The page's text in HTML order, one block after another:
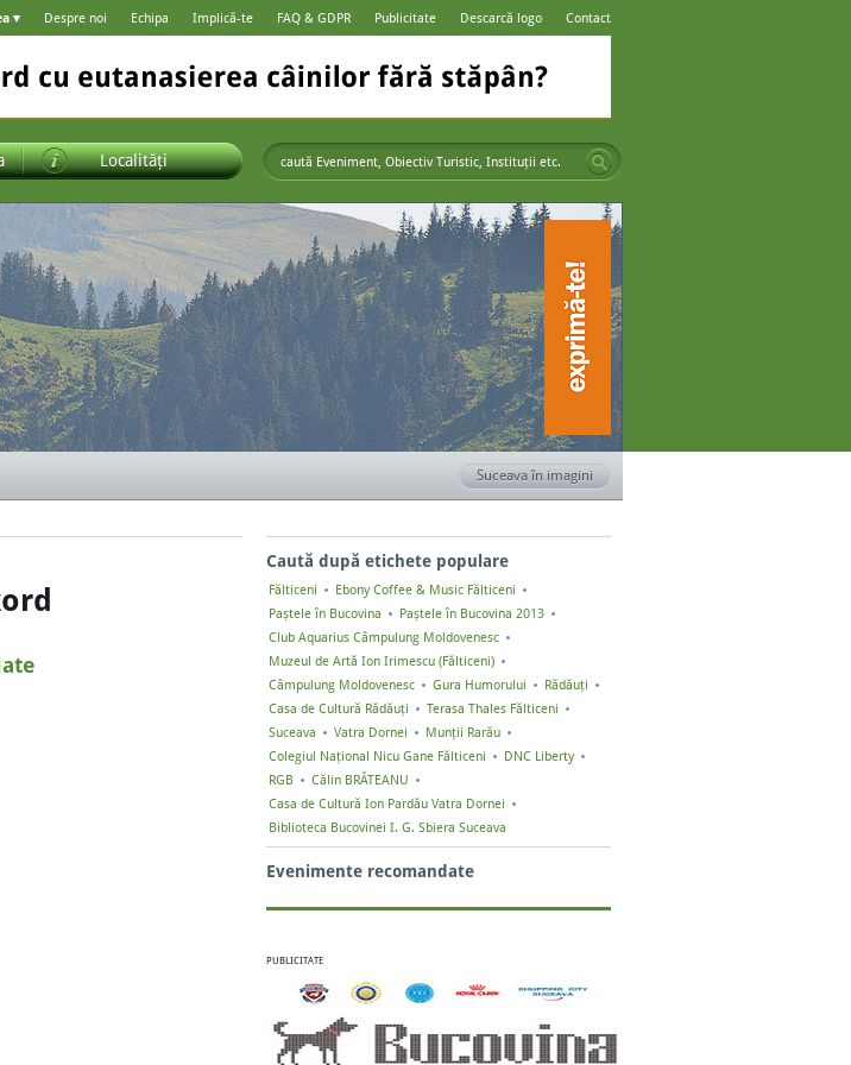
Localități
Despre noi Echipa Implică-te FAQ & GDPR Publicitate Descarcă logo Contact
▾
Suceava în imagini
Caută după etichete populare
Fălticeni
Ebony Coffee & Music Fălticeni
Paștele în Bucovina
Paștele în Bucovina 2013
Club Aquarius Câmpulung Moldovenesc
Muzeul de Artă Ion Irimescu (Fălticeni)
Câmpulung Moldovenesc
Gura Humorului
Rădăuți
Casa de Cultură Rădăuți
Terasa Thales Fălticeni
Suceava
Vatra Dornei
Munții Rarău
Colegiul Naţional Nicu Gane Fălticeni
DNC Liberty
RGB
Călin BRĂTEANU
Casa de Cultură Ion Pardău Vatra Dornei
Biblioteca Bucovinei I. G. Sbiera Suceava
Evenimente recomandate
PUBLICITATE